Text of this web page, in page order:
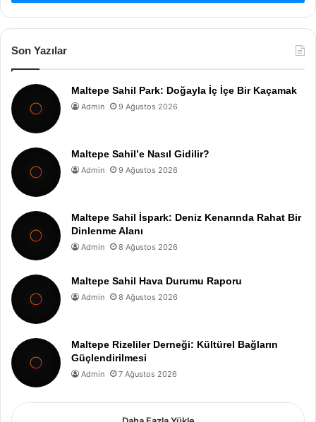
Son Yazılar
Maltepe Sahil Park: Doğayla İç İçe Bir Kaçamak
Admin 9 Ağustos 2026
Maltepe Sahil’e Nasıl Gidilir?
Admin 9 Ağustos 2026
Maltepe Sahil İspark: Deniz Kenarında Rahat Bir
Dinlenme Alanı
Admin 8 Ağustos 2026
Maltepe Sahil Hava Durumu Raporu
Admin 8 Ağustos 2026
Maltepe Rizeliler Derneği: Kültürel Bağların
Güçlendirilmesi
Admin 7 Ağustos 2026